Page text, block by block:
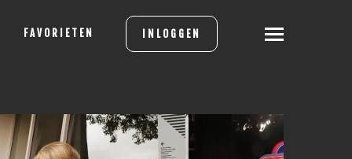
FAVORIETEN INLOGGEN